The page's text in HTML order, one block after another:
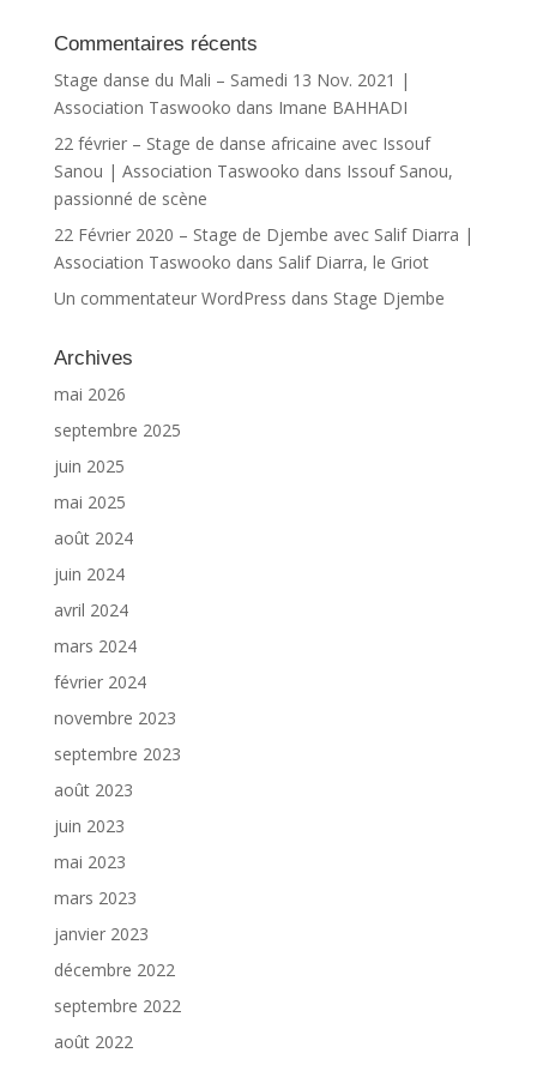
Commentaires récents
Stage danse du Mali – Samedi 13 Nov. 2021 |
Association Taswooko dans Imane BAHHADI
22 février – Stage de danse africaine avec Issouf
Sanou | Association Taswooko dans Issouf Sanou,
passionné de scène
22 Février 2020 – Stage de Djembe avec Salif Diarra |
Association Taswooko dans Salif Diarra, le Griot
Un commentateur WordPress dans Stage Djembe
Archives
mai 2026
septembre 2025
juin 2025
mai 2025
août 2024
juin 2024
avril 2024
mars 2024
février 2024
novembre 2023
septembre 2023
août 2023
juin 2023
mai 2023
mars 2023
janvier 2023
décembre 2022
septembre 2022
août 2022